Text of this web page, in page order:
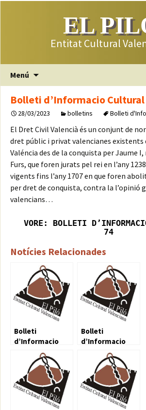
EL
Entitat Cultural
Menú
Bolleti d’Informacio
28/03/2023 bolletins Bolleti
El Dret Civil Valencià és un conjunt de
dret públic i privat valencianes existents
Valéncia des de la conquista per Jaume
Furs, que foren jurats pel rei en l’any
vigents fins l’any 1707 en que foren
per dret de conquista, contra la l’opinió
valencians…
VORE: BOLLETI
74
Notícies Relacionades
Bolleti
d’Informacio
Cultural 54
Bolleti
d’Informacio
Cultural 55